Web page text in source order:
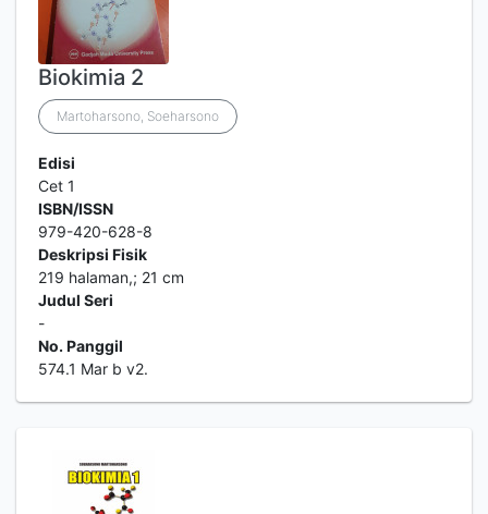
Biokimia 2
Martoharsono, Soeharsono
Edisi
Cet 1
ISBN/ISSN
979-420-628-8
Deskripsi Fisik
219 halaman,; 21 cm
Judul Seri
-
No. Panggil
574.1 Mar b v2.